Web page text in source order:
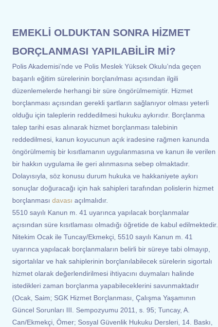
EMEKLİ OLDUKTAN SONRA HİZMET
BORÇLANMASI YAPILABİLİR Mİ?
Polis Akademisi’nde ve Polis Meslek Yüksek Okulu’nda geçen
başarılı eğitim sürelerinin borçlanılması açısından ilgili
düzenlemelerde herhangi bir süre öngörülmemiştir. Hizmet
borçlanması açısından gerekli şartların sağlanıyor olması yeterli
olduğu için taleplerin reddedilmesi hukuku aykırıdır. Borçlanma
talep tarihi esas alınarak hizmet borçlanması talebinin
reddedilmesi, kanun koyucunun açık iradesine rağmen kanunda
öngörülmemiş bir kısıtlamanın uygulanmasına ve kanun ile verilen
bir hakkın uygulama ile geri alınmasına sebep olmaktadır.
Dolayısıyla, söz konusu durum hukuka ve hakkaniyete aykırı
sonuçlar doğuracağı için hak sahipleri tarafından polislerin hizmet
borçlanması davası açılmalıdır.
5510 sayılı Kanun m. 41 uyarınca yapılacak borçlanmalar
açısından süre kısıtlaması olmadığı öğretide de kabul edilmektedir.
Nitekim Ocak ile Tuncay/Ekmekçi, 5510 sayılı Kanun m. 41
uyarınca yapılacak borçlanmaların belirli bir süreye tabi olmayıp,
sigortalılar ve hak sahiplerinin borçlanılabilecek sürelerin sigortalı
hizmet olarak değerlendirilmesi ihtiyacını duymaları halinde
istedikleri zaman borçlanma yapabileceklerini savunmaktadır
(Ocak, Saim; SGK Hizmet Borçlanması, Çalışma Yaşamının
Güncel Sorunları III. Sempozyumu 2011, s. 95; Tuncay, A.
Can/Ekmekçi, Ömer; Sosyal Güvenlik Hukuku Dersleri, 14. Baskı,